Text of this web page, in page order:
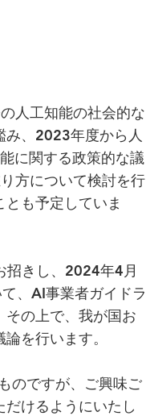
人工知能の社会的な
み、2023年度から人
に関する政策的な議
方について検討を行
も予定していま
きし、2024年4月
、AI事業者ガイドラ
その上で、我が国お
を行います。
のですが、ご興味ご
けるようにいたし